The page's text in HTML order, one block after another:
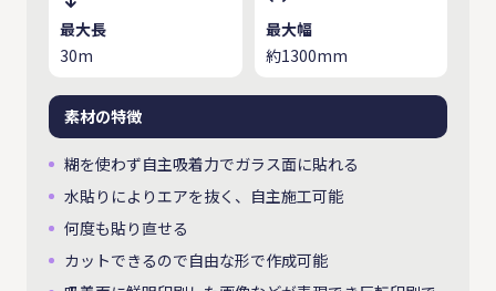
最大長
30m
最大幅
約1300mm
素材の特徴
糊を使わず自主吸着力でガラス面に貼れる
水貼りによりエアを抜く、自主施工可能
何度も貼り直せる
カットできるので自由な形で作成可能